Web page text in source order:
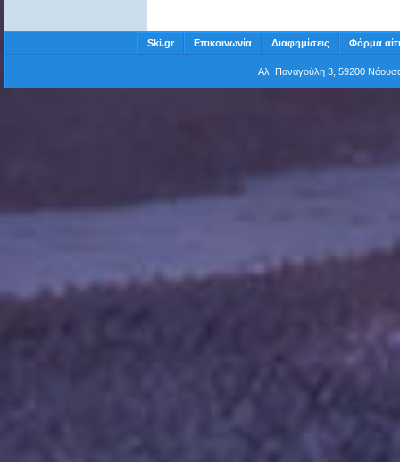
Ski.gr Επικοινωνία Διαφημίσεις Φόρμα
Αλ. Παναγούλη 3, 59200